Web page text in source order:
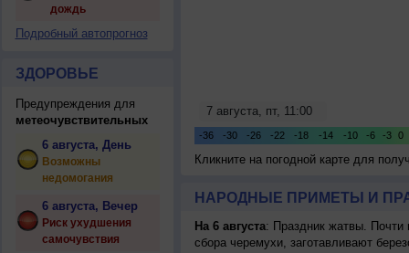
дождь
Подробный автопрогноз
ЗДОРОВЬЕ
Предупреждения для
метеочувствительных
6 августа, День
Возможны
недомогания
6 августа, Вечер
Риск ухудшения
самочувствия
Кликните на погодной карте для
НАРОДНЫЕ ПРИМЕТЫ И
На 6 августа: Праздник жатвы. Почти
сбора черемухи, заготавливают